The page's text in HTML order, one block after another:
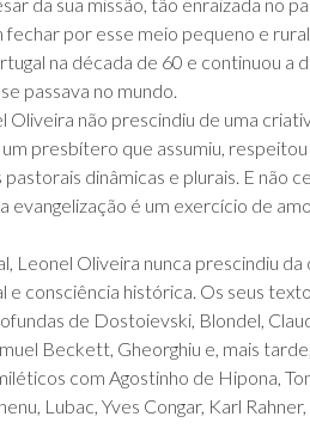
por esse meio pequeno e
na década de 60 e continuou a
passava no mundo.
não prescindiu de uma
presbítero que assumiu,
dinâmicas e plurais. E não
evangelização é um exercício de
Leonel Oliveira nunca prescindiu
consciência histórica. Os seus
de Dostoievski, Blondel,
Beckett, Gheorghiu e, mais
com Agostinho de Hipona,
Lubac, Yves Congar, Karl